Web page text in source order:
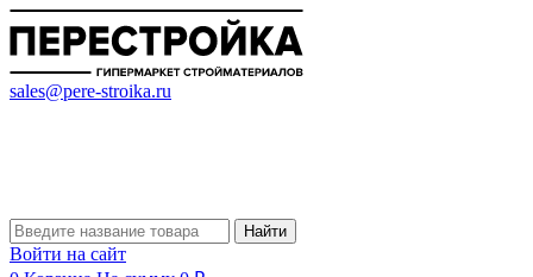
sales@pere-stroika.ru
Найти
Войти на сайт